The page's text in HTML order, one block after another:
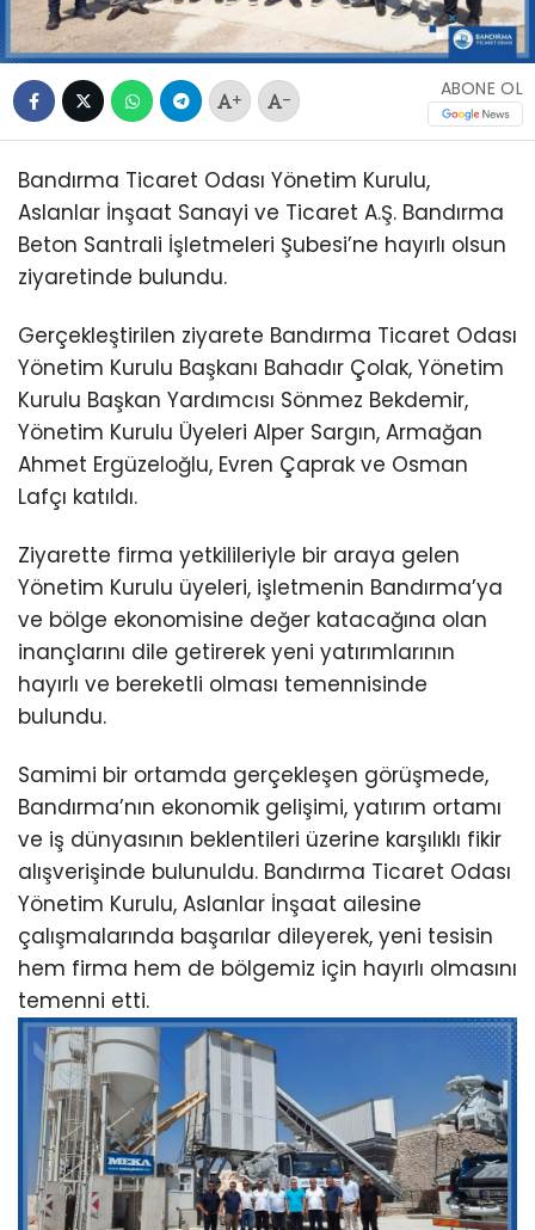
+ -
ABONE OL
Bandırma Ticaret Odası Yönetim Kurulu,
Aslanlar İnşaat Sanayi ve Ticaret A.Ş. Bandırma
Beton Santrali İşletmeleri Şubesi’ne hayırlı olsun
ziyaretinde bulundu.
Gerçekleştirilen ziyarete Bandırma Ticaret Odası
Yönetim Kurulu Başkanı Bahadır Çolak, Yönetim
Kurulu Başkan Yardımcısı Sönmez Bekdemir,
Yönetim Kurulu Üyeleri Alper Sargın, Armağan
Ahmet Ergüzeloğlu, Evren Çaprak ve Osman
Lafçı katıldı.
Ziyarette firma yetkilileriyle bir araya gelen
Yönetim Kurulu üyeleri, işletmenin Bandırma’ya
ve bölge ekonomisine değer katacağına olan
inançlarını dile getirerek yeni yatırımlarının
hayırlı ve bereketli olması temennisinde
bulundu.
Samimi bir ortamda gerçekleşen görüşmede,
Bandırma’nın ekonomik gelişimi, yatırım ortamı
ve iş dünyasının beklentileri üzerine karşılıklı fikir
alışverişinde bulunuldu. Bandırma Ticaret Odası
Yönetim Kurulu, Aslanlar İnşaat ailesine
çalışmalarında başarılar dileyerek, yeni tesisin
hem firma hem de bölgemiz için hayırlı olmasını
temenni etti.